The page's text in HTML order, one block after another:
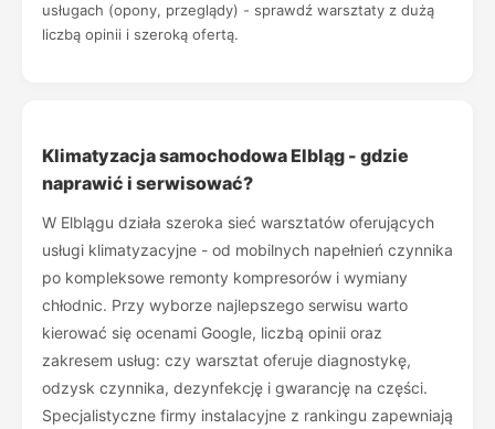
usługach (opony, przeglądy) - sprawdź warsztaty z dużą
liczbą opinii i szeroką ofertą.
Klimatyzacja samochodowa Elbląg - gdzie
naprawić i serwisować?
W Elblągu działa szeroka sieć warsztatów oferujących
usługi klimatyzacyjne - od mobilnych napełnień czynnika
po kompleksowe remonty kompresorów i wymiany
chłodnic. Przy wyborze najlepszego serwisu warto
kierować się ocenami Google, liczbą opinii oraz
zakresem usług: czy warsztat oferuje diagnostykę,
odzysk czynnika, dezynfekcję i gwarancję na części.
Specjalistyczne firmy instalacyjne z rankingu zapewniają